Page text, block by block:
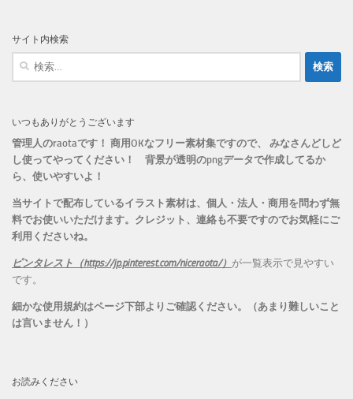
ー
サイト内検索
いつもありがとうございます
管理人のraotaです！ 商用OKなフリー素材集ですので、 みなさんどしど
し使ってやってください！ 背景が透明のpngデータで作成してるか
ら、 使いやすいよ！
当サイトで配布しているイラスト素材は、個人・法人・商用を問わず無
料でお使いいただけます。 クレジット、連絡も不要ですのでお気軽にご
利用くださいね。
ピンタレスト（https://jp.pinterest.com/niceraota/） が一覧表示で見やすい
です。
細かな使用規約はページ下部よりご確認ください。（あまり難しいこと
は言いません！）
お読みください